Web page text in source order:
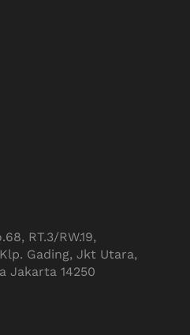
RT.3/RW.19,
Gading, Jkt Utara,
Jakarta 14250